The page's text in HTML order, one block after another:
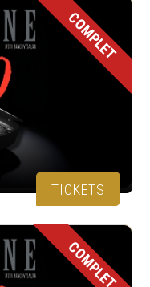
COMPLET
TICKETS
COMPLET